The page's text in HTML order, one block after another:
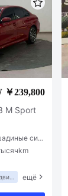
￥239,800
M Sport
сил
ещё